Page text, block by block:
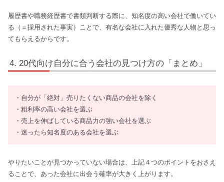
履歴書や職務経歴書で書類判断する際に、知名度の高い会社で働いてい
る（＝採用された事実）ことで、有名な会社に入れた優秀な人物と思っ
てもらえるからです。
20代向け自分に合う会社の見つけ方の「まとめ」
・自分が「絶対」売りたくない商品の会社を除く
・粗利率の高い会社を選ぶ
・売上を伸ばしている商品力の強い会社を選ぶ
・迷ったら知名度のある会社を選ぶ
やりたいことが見つかっていない場合は、上記４つのポイントをおさえ
ることで、あった会社に出会う確率が大きく上がります。